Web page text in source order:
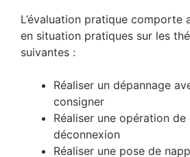
L’évaluation pratique comporte
en situation pratiques sur les
suivantes :
Réaliser un dépannage
consigner
Réaliser une opération
déconnexion
Réaliser une pose de